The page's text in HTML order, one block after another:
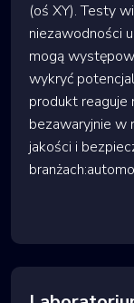
(oś XY). Testy
niezawodności
mogą
wykryć
produkt reaguje
bezawaryjnie w
jakości i